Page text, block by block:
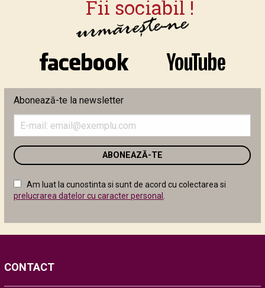
Abonează-te la newsletter
adresa
email
în
următor
Am luat la cunostinta si sunt de acord cu colectarea si
prelucrarea datelor cu caracter personal .
CONTACT